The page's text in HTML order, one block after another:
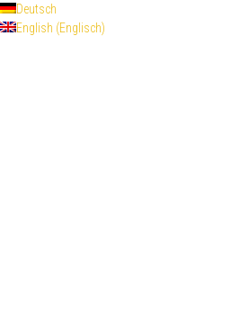
Deutsch
English (Englisch)